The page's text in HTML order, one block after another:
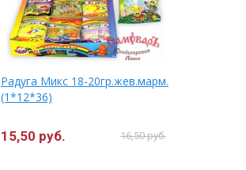
Радуга Микс 18-20гр.жев.марм.
(1*12*36)
15,50 руб. 16,50 руб.